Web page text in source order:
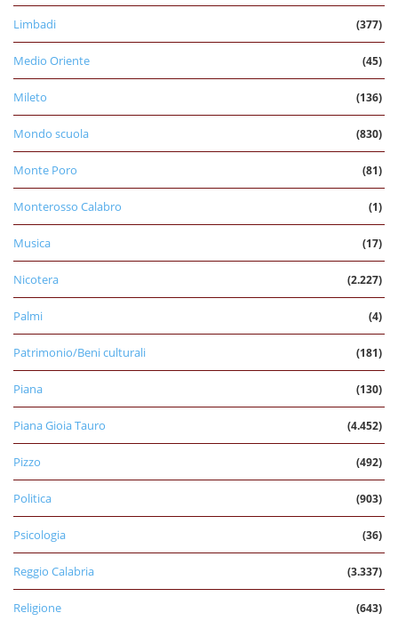
Limbadi (377)
Medio Oriente (45)
Mileto (136)
Mondo scuola (830)
Monte Poro (81)
Monterosso Calabro (1)
Musica (17)
Nicotera (2.227)
Palmi (4)
Patrimonio/Beni culturali (181)
Piana (130)
Piana Gioia Tauro (4.452)
Pizzo (492)
Politica (903)
Psicologia (36)
Reggio Calabria (3.337)
Religione (643)